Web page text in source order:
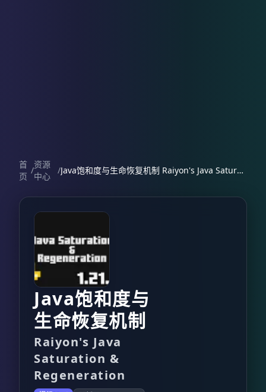
首
页
/
资源
中心
/ Java饱和度与生命恢复机制 Raiyon's Java Saturation & Regeneration
Java饱和度与
生命恢复机制
Raiyon's Java
Saturation &
Regeneration